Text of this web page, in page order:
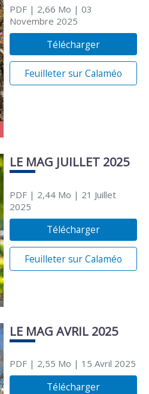
PDF| 2,66 Mo | 03
Novembre 2025
Télécharger
Feuilleter sur Calaméo
LE MAG JUILLET 2025
PDF| 2,44 Mo | 21 Juillet
2025
Télécharger
Feuilleter sur Calaméo
LE MAG AVRIL 2025
PDF| 2,55 Mo | 15 Avril 2025
Télécharger